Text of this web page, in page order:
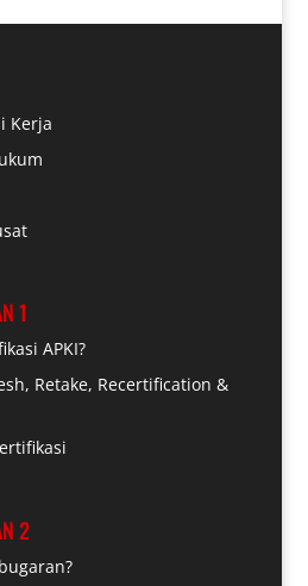
Kerja
1
APKI?
Retake, Recertification &
2